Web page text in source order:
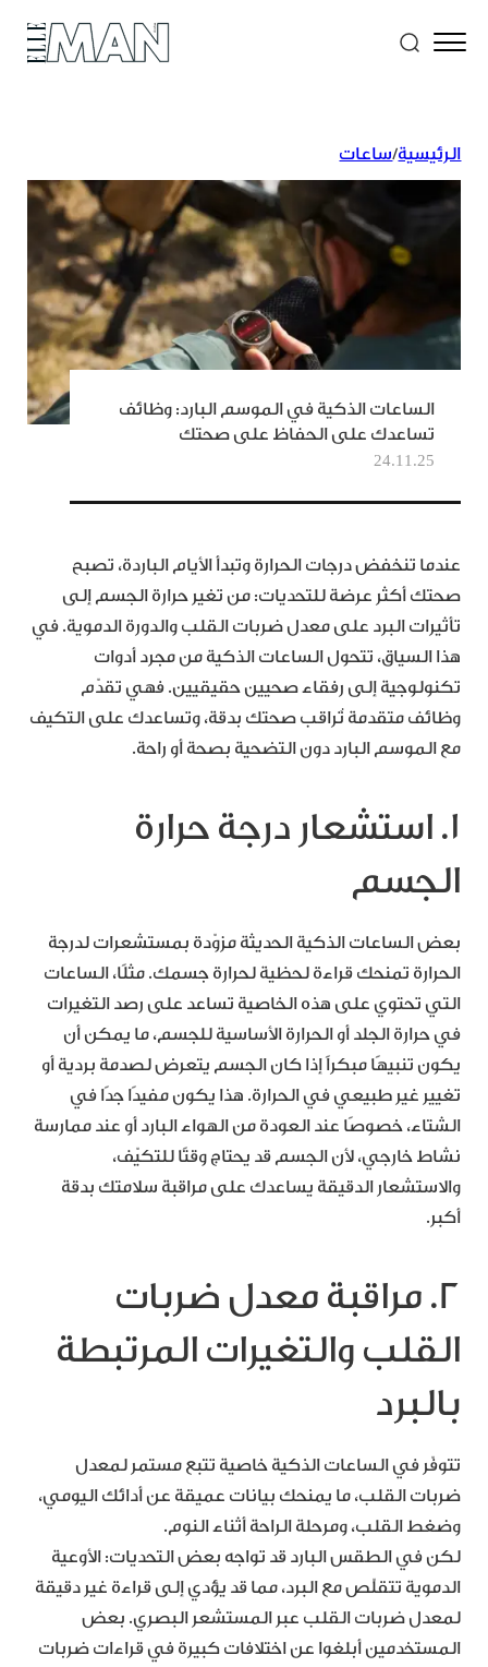
الرئيسية/ساعات
الساعات الذكية في الموسم البارد: وظائف
تساعدك على الحفاظ على صحتك
24.11.25
عندما تنخفض درجات الحرارة وتبدأ الأيام الباردة، تصبح
صحتك أكثر عرضة للتحديات: من تغير حرارة الجسم إلى
تأثيرات البرد على معدل ضربات القلب والدورة الدموية. في
هذا السياق، تتحول الساعات الذكية من مجرد أدوات
تكنولوجية إلى رفقاء صحيين حقيقيين. فهي تقدّم
وظائف متقدمة تُراقب صحتك بدقة، وتساعدك على التكيف
مع الموسم البارد دون التضحية بصحة أو راحة.
1. استشعار درجة حرارة
الجسم
بعض الساعات الذكية الحديثة مزوّدة بمستشعرات لدرجة
الحرارة تمنحك قراءة لحظية لحرارة جسمك. مثلًا، الساعات
التي تحتوي على هذه الخاصية تساعد على رصد التغيرات
في حرارة الجلد أو الحرارة الأساسية للجسم، ما يمكن أن
يكون تنبيهًا مبكراً إذا كان الجسم يتعرض لصدمة بردية أو
تغيير غير طبيعي في الحرارة. هذا يكون مفيدًا جدًا في
الشتاء، خصوصًا عند العودة من الهواء البارد أو عند ممارسة
نشاط خارجي، لأن الجسم قد يحتاج وقتًا للتكيّف،
والاستشعار الدقيقة يساعدك على مراقبة سلامتك بدقة
أكبر.
2. مراقبة معدل ضربات
القلب والتغيرات المرتبطة
بالبرد
تتوفّر في الساعات الذكية خاصية تتبع مستمر لمعدل
ضربات القلب، ما يمنحك بيانات عميقة عن أدائك اليومي،
وضغط القلب، ومرحلة الراحة أثناء النوم.
لكن في الطقس البارد قد تواجه بعض التحديات: الأوعية
الدموية تتقلّص مع البرد، مما قد يؤدي إلى قراءة غير دقيقة
لمعدل ضربات القلب عبر المستشعر البصري. بعض
المستخدمين أبلغوا عن اختلافات كبيرة في قراءات ضربات